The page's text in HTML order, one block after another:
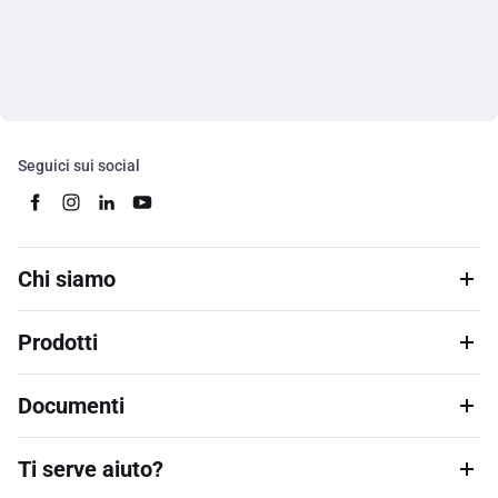
Seguici sui social
Chi siamo
Prodotti
Documenti
Ti serve aiuto?